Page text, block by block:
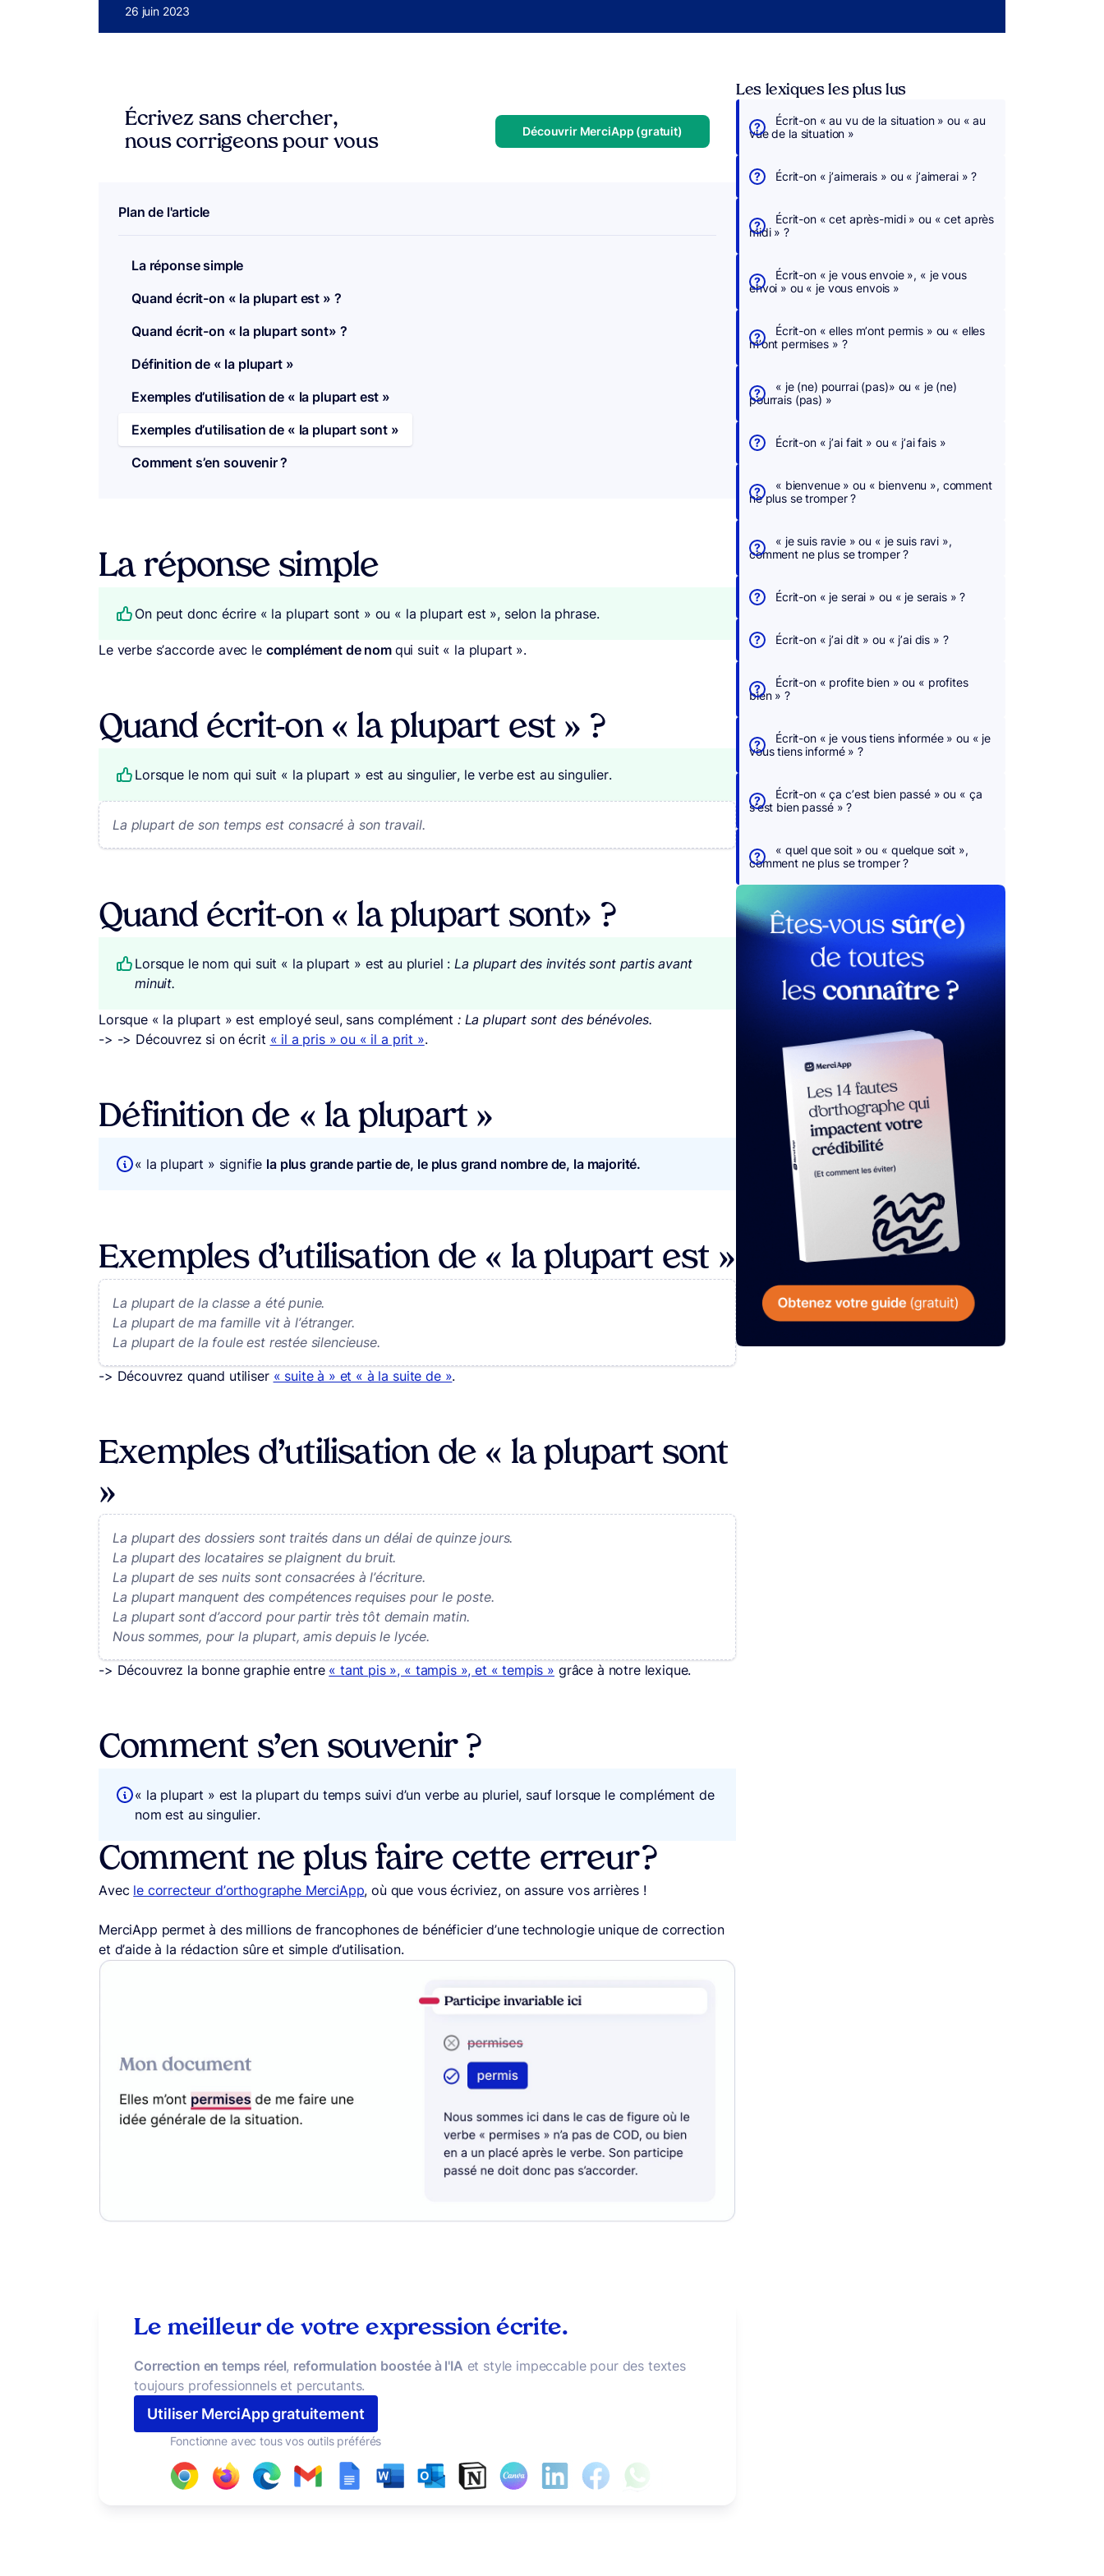
Publié le
26 juin 2023
Écrivez sans chercher,
nous corrigeons pour vous
Découvrir MerciApp (gratuit)
Plan de l'article
La réponse simple
Quand écrit-on « la plupart est » ?
Quand écrit-on « la plupart sont» ?
Définition de « la plupart »
Exemples d’utilisation de « la plupart est »
Exemples d’utilisation de « la plupart sont »
Comment s’en souvenir ?
La réponse simple
On peut donc écrire « la plupart sont » ou « la plupart est », selon la phrase.
Le verbe s’accorde avec le complément de nom qui suit « la plupart ».
Quand écrit-on « la plupart est » ?
Lorsque le nom qui suit « la plupart » est au singulier, le verbe est au singulier.
La plupart de son temps est consacré à son travail.
Quand écrit-on « la plupart sont» ?
Lorsque le nom qui suit « la plupart » est au pluriel :La plupart des invités sont partis avant
minuit.
Lorsque « la plupart » est employé seul, sans complément : La plupart sont des bénévoles.
-> -> Découvrez si on écrit « il a pris » ou « il a prit ».
Définition de « la plupart »
« la plupart » signifie la plus grande partie de, le plus grand nombre de, la majorité.
Exemples d’utilisation de « la plupart est »
La plupart de la classe a été punie.
La plupart de ma famille vit à l’étranger.
La plupart de la foule est restée silencieuse.
-> Découvrez quand utiliser « suite à » et « à la suite de ».
Exemples d’utilisation de « la plupart sont
»
La plupart des dossiers sont traités dans un délai de quinze jours.
La plupart des locataires se plaignent du bruit.
La plupart de ses nuits sont consacrées à l’écriture.
La plupart manquent des compétences requises pour le poste.
La plupart sont d’accord pour partir très tôt demain matin.
Nous sommes, pour la plupart, amis depuis le lycée.
-> Découvrez la bonne graphie entre « tant pis », « tampis », et « tempis » grâce à notre lexique.
Comment s’en souvenir ?
« la plupart » est la plupart du temps suivi d’un verbe au pluriel, sauf lorsque le complément de
nom est au singulier.
Comment ne plus faire cette erreur ?
Avec le correcteur d’orthographe MerciApp, où que vous écriviez, on assure vos arrières !
MerciApp permet à des millions de francophones de bénéficier d’une technologie unique de correction
et d’aide à la rédaction sûre et simple d’utilisation.
Le meilleur de votre expression écrite.
Correction en temps réel, reformulation boostée à l'IA et style impeccable pour des textes
toujours professionnels et percutants.
Utiliser MerciApp gratuitement
Fonctionne avec tous vos outils préférés
Les lexiques les plus lus
Écrit-on « au vu de la situation » ou « au
vue de la situation »
Écrit-on « j’aimerais » ou « j’aimerai » ?
Écrit-on « cet après-midi » ou « cet après
midi » ?
Écrit-on « je vous envoie », « je vous
envoi » ou « je vous envois »
Écrit-on « elles m’ont permis » ou « elles
m’ont permises » ?
« je (ne) pourrai (pas)» ou « je (ne)
pourrais (pas) »
Écrit-on « j’ai fait » ou « j’ai fais »
« bienvenue » ou « bienvenu », comment
ne plus se tromper ?
« je suis ravie » ou « je suis ravi »,
comment ne plus se tromper ?
Écrit-on « je serai » ou « je serais » ?
Écrit-on « j’ai dit » ou « j’ai dis » ?
Écrit-on « profite bien » ou « profites
bien » ?
Écrit-on « je vous tiens informée » ou « je
vous tiens informé » ?
Écrit-on « ça c’est bien passé » ou « ça
s’est bien passé » ?
« quel que soit » ou « quelque soit »,
comment ne plus se tromper ?